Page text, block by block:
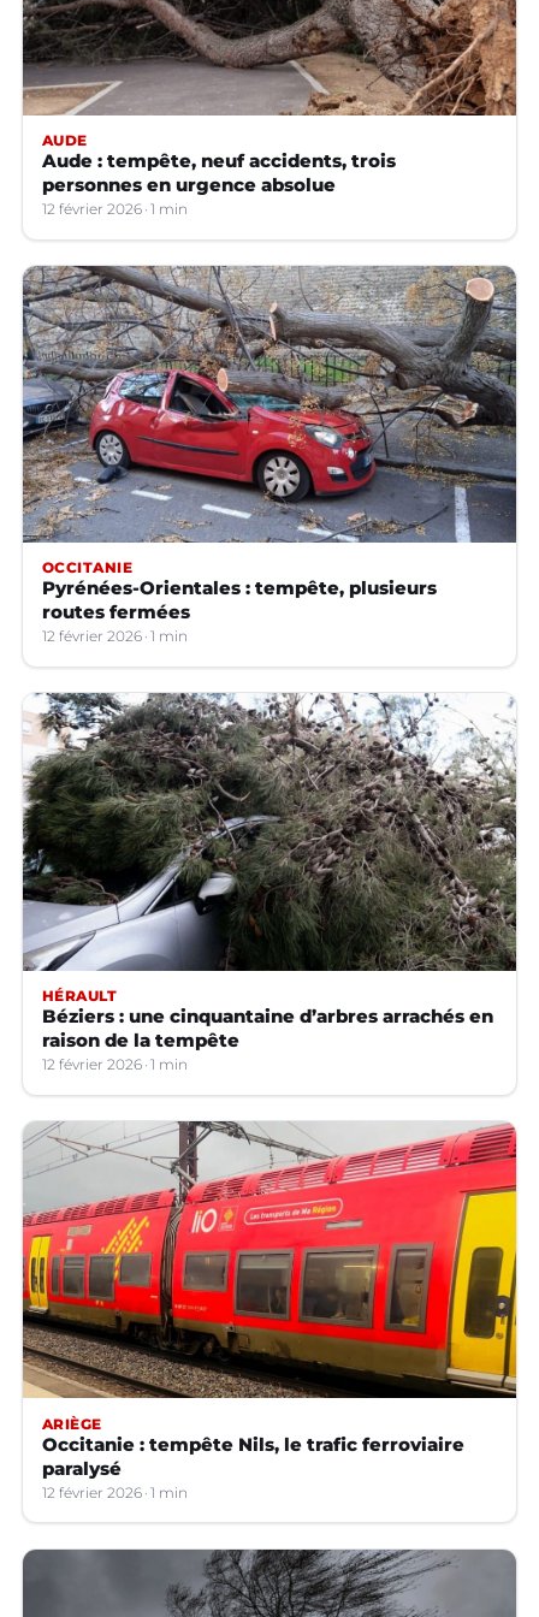
AUDE
Aude : tempête, neuf accidents, trois
personnes en urgence absolue
12 février 2026 1 min
OCCITANIE
Pyrénées-Orientales : tempête, plusieurs
routes fermées
12 février 2026 1 min
HÉRAULT
Béziers : une cinquantaine d’arbres arrachés en
raison de la tempête
12 février 2026 1 min
ARIÈGE
Occitanie : tempête Nils, le trafic ferroviaire
paralysé
12 février 2026 1 min